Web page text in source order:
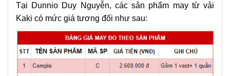
Tại Dunnio Duy Nguyễn, các sản phẩm may từ vải
Kaki có mức giá tương đối như sau: